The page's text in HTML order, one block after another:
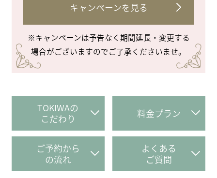
キャンペーンを見る
※キャンペーンは予告なく期間延長・変更する
場合がございますのでご了承くださいませ。
TOKIWAの
こだわり
料金プラン
ご予約から
の流れ
よくある
ご質問